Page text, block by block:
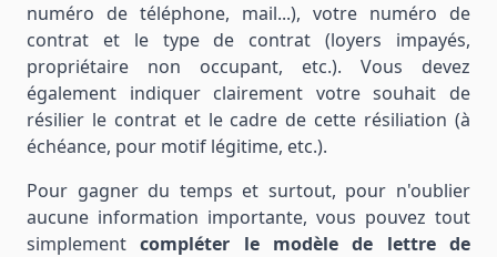
numéro de téléphone, mail...), votre numéro de
contrat et le type de contrat (loyers impayés,
propriétaire non occupant, etc.). Vous devez
également indiquer clairement votre souhait de
résilier le contrat et le cadre de cette résiliation (à
échéance, pour motif légitime, etc.).
Pour gagner du temps et surtout, pour n'oublier
aucune information importante, vous pouvez tout
simplementcompléter le modèle de lettre de